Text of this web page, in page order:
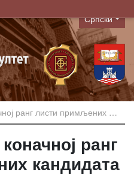
Language
Српски
кандидата за упис на докторске студије 2011/12
ранг
кандидата